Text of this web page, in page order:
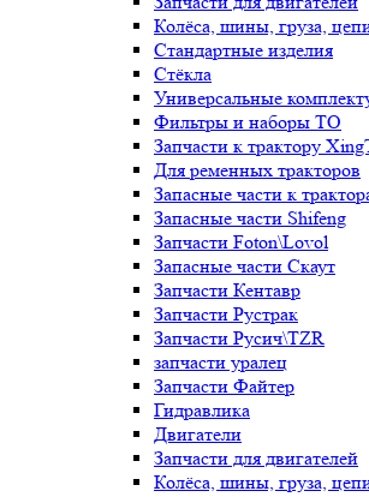
Колёса, шины, груза,
Стандартные изделия
Стёкла
Универсальные
Фильтры и наборы ТО
Запчасти к трактору
Для ременных тракторов
Запасные части к
Запасные части Shifeng
Запчасти Foton\Lovol
Запасные части Скаут
Запчасти Кентавр
Запчасти Рустрак
Запчасти Русич\TZR
запчасти уралец
Запчасти Файтер
Гидравлика
Двигатели
Запчасти для двигателей
Колёса, шины, груза,